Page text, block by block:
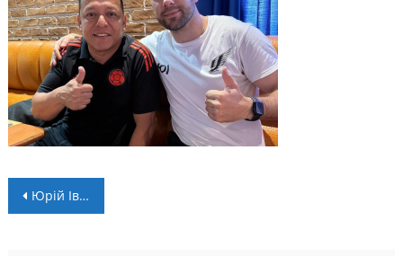
Навігація
Юрій Іванишин: “Постійно думаю над впровадженням нових ідей”